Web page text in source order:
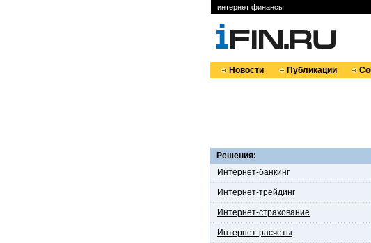
интернет финансы
Новости Публикации
Решения:
Интернет-банкинг
Интернет-трейдинг
Интернет-страхование
Интернет-расчеты